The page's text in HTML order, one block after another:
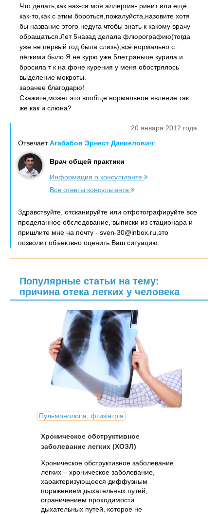
Что делать,как наз-ся моя аллергия- ринит или ещё
как-то,как с этим бороться,пожалуйста,назовите хотя
бы название этого недуга чтобы знать к какому врачу
обращаться.Лет 5назад делала флюрографию(тогда
уже не первый год была слизь),всё нормально с
лёгкими было.Я не курю уже 5лет,раньше курила и
бросила т к на фоне курения у меня обострялось
выделение мокроты.
заранее благодарю!
Скажите,может это вообще нормальное явление так
же как и слюна?
20 января 2012 года
ОтвечаетАгабабов Эрнест Даниелович:
Врач общей практики
Информация о консультанте
Все ответы консультанта
Здравствуйте, отсканируйте или отфотографируйте все
проделанное обследование, выписки из стационара и
пришлите мне на почту - sven-30@inbox.ru,это
позволит объектвно оценить Ваш ситуацию.
Популярные статьи на тему:
причина отека легких у человека
Пульмонологія, фтизіатрія
Хроническое обструктивное
заболевание легких (ХОЗЛ)
Хроническое обструктивное заболевание
легких – хроническое заболевание,
характеризующееся диффузным
поражением дыхательных путей,
ограничением проходимости
дыхательных путей, которое не